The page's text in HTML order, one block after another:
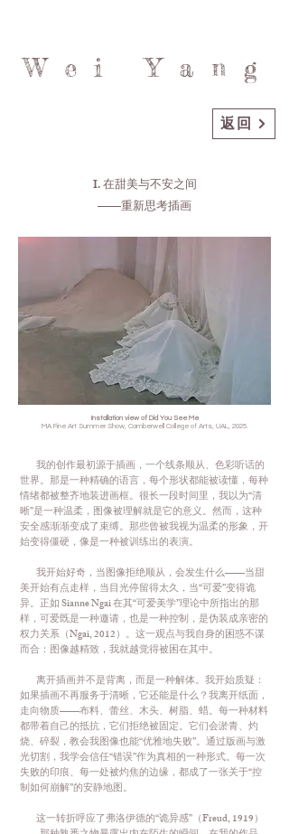
Wei Yang
返回
I. 在甜美与不安之间
——重新思考插画
Installation view of Did You See Me
MA Fine Art Summer Show, Camberwell College of Arts, UAL, 2025.
我的创作最初源于插画，一个线条顺从、色彩听话的
世界。那是一种精确的语言，每个形状都能被读懂，每种
情绪都被整齐地装进画框。很长一段时间里，我以为“清
晰”是一种温柔，图像被理解就是它的意义。然而，这种
安全感渐渐变成了束缚。那些曾被我视为温柔的形象，开
始变得僵硬，像是一种被训练出的表演。
我开始好奇，当图像拒绝顺从，会发生什么——当甜
美开始有点走样，当目光停留得太久，当“可爱”变得诡
异。正如 Sianne Ngai 在其“可爱美学”理论中所指出的那
样，可爱既是一种邀请，也是一种控制，是伪装成亲密的
权力关系（Ngai, 2012）。这一观点与我自身的困惑不谋
而合：图像越精致，我就越觉得被困在其中。
离开插画并不是背离，而是一种解体。我开始质疑：
如果插画不再服务于清晰，它还能是什么？我离开纸面，
走向物质——布料、蕾丝、木头、树脂、蜡。每一种材料
都带着自己的抵抗，它们拒绝被固定。它们会淤青、灼
烧、碎裂，教会我图像也能“优雅地失败”。通过版画与激
光切割，我学会信任“错误”作为真相的一种形式。每一次
失败的印痕、每一处被灼焦的边缘，都成了一张关于“控
制如何崩解”的安静地图。
这一转折呼应了弗洛伊德的“诡异感”（Freud, 1919）